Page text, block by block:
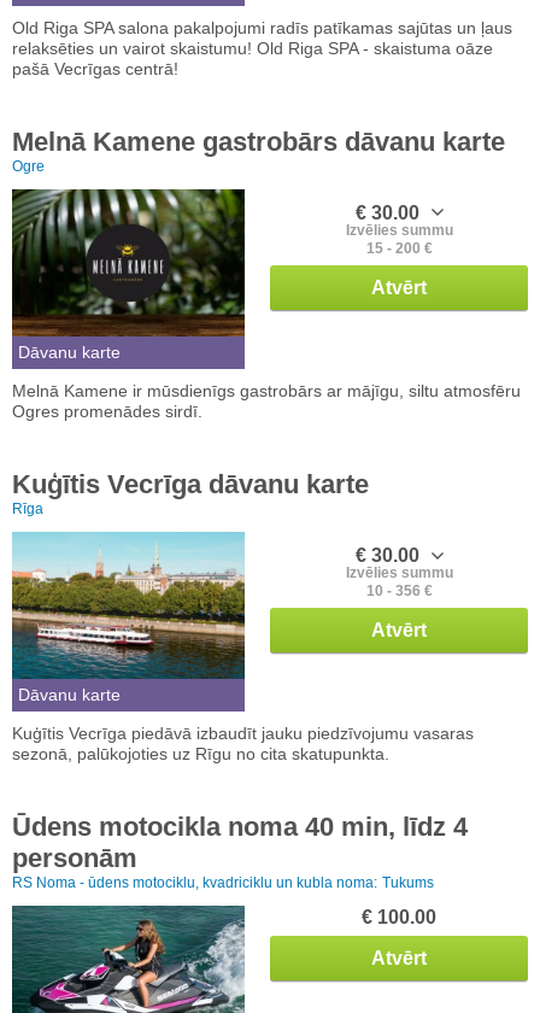
Old Riga SPA salona pakalpojumi radīs patīkamas sajūtas un ļaus
relaksēties un vairot skaistumu! Old Riga SPA - skaistuma oāze
pašā Vecrīgas centrā!
Melnā Kamene gastrobārs dāvanu karte
Ogre
Dāvanu karte
€ 30.00
Izvēlies summu
15 - 200 €
Atvērt
Melnā Kamene ir mūsdienīgs gastrobārs ar mājīgu, siltu atmosfēru
Ogres promenādes sirdī.
Kuģītis Vecrīga dāvanu karte
Rīga
Dāvanu karte
€ 30.00
Izvēlies summu
10 - 356 €
Atvērt
Kuģītis Vecrīga piedāvā izbaudīt jauku piedzīvojumu vasaras
sezonā, palūkojoties uz Rīgu no cita skatupunkta.
Ūdens motocikla noma 40 min, līdz 4
personām
RS Noma - ūdens motociklu, kvadriciklu un kubla noma: Tukums
€ 100.00
Atvērt